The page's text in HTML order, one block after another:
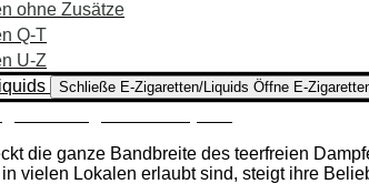
ohne Zusätze
Q-T
U-Z
Schließe E-Zigaretten/Liquids Öffne E-
die ganze Bandbreite des teerfreien
vielen Lokalen erlaubt sind, steigt ihre